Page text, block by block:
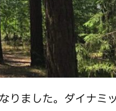
りました。ダイナミ